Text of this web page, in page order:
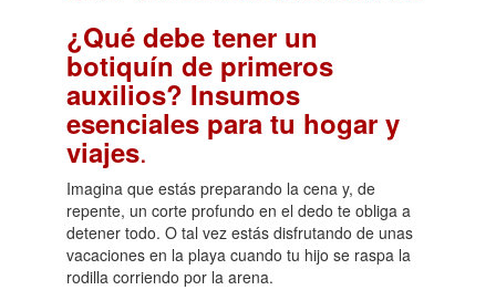
¿Qué debe tener un
botiquín de primeros
auxilios? Insumos
esenciales para tu hogar y
viajes.
Imagina que estás preparando la cena y, de
repente, un corte profundo en el dedo te obliga a
detener todo. O tal vez estás disfrutando de unas
vacaciones en la playa cuando tu hijo se raspa la
rodilla corriendo por la arena.